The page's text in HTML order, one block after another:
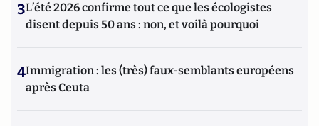
3L’été 2026 confirme tout ce que les écologistes
disent depuis 50 ans : non, et voilà pourquoi
4Immigration : les (très) faux-semblants européens
après Ceuta